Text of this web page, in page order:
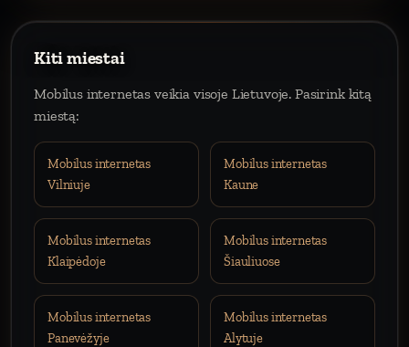
Kiti miestai
Mobilus internetas veikia visoje Lietuvoje. Pasirink kitą
miestą:
Mobilus internetas
Vilniuje
Mobilus internetas
Kaune
Mobilus internetas
Klaipėdoje
Mobilus internetas
Šiauliuose
Mobilus internetas
Panevėžyje
Mobilus internetas
Alytuje